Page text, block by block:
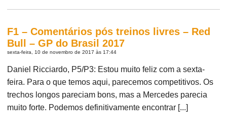
F1 – Comentários pós treinos livres – Red
Bull – GP do Brasil 2017
sexta-feira, 10 de novembro de 2017 às 17:44
Daniel Ricciardo, P5/P3: Estou muito feliz com a sexta-
feira. Para o que temos aqui, parecemos competitivos. Os
trechos longos pareciam bons, mas a Mercedes parecia
muito forte. Podemos definitivamente encontrar [...]